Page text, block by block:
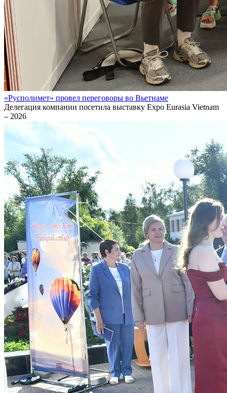
«Русполимет» провел переговоры во Вьетнаме
Делегация компании посетила выставку Expo Eurasia Vietnam
– 2026